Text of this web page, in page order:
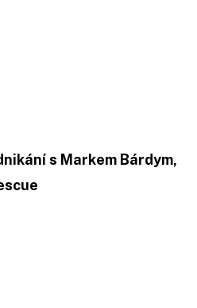
s Markem Bárdym,